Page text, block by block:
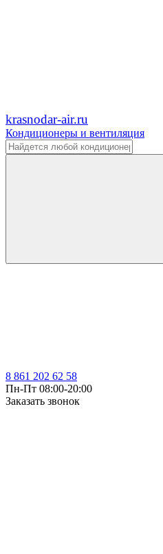
krasnodar-air.ru
Кондиционеры и вентиляция
8 861 202 62 58
Пн-Пт 08:00-20:00
Заказать звонок